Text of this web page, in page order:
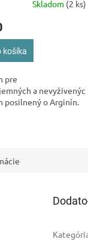
Skladom (2 ks)
košíka
pre
a
posilnený o Arginín.
posilňuje a dodáva